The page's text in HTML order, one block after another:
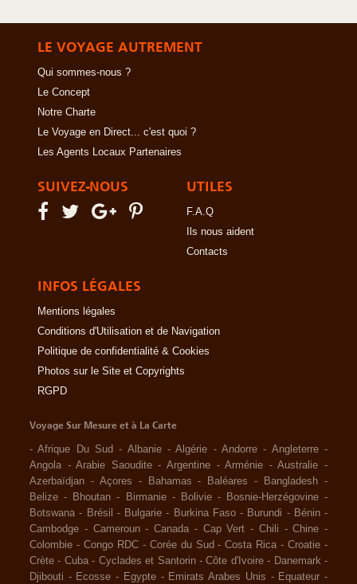
LE VOYAGE AUTREMENT
Qui sommes-nous ?
Le Concept
Notre Charte
Le Voyage en Direct... c'est quoi ?
Les Agents Locaux Partenaires
SUIVEZ-NOUS UTILES
F.A.Q
Ils nous aident
Contacts
INFOS LÉGALES
Mentions légales
Conditions d'Utilisation et de Navigation
Politique de confidentialité & Cookies
Photos sur le Site et Copyrights
RGPD
Voyage Sur Mesure et à La Carte
-Afrique Du Sud - Albanie -Algérie -Andorre - Angleterre -
Angola -Arabie Saoudite -Argentine -Arménie -Australie -
Azerbaïdjan - Açores - Bahamas - Baléares - Bangladesh -
Belize - Bhoutan - Birmanie - Bolivie - Bosnie-Herzégovine -
Botswana - Brésil - Bulgarie - Burkina Faso - Burundi - Bénin -
Cambodge - Cameroun - Canada - Cap Vert - Chili -Chine -
Colombie - Congo RDC - Corée du Sud -Costa Rica -Croatie -
Crète - Cuba - Cyclades et Santorin -Côte d'Ivoire - Danemark -
Djibouti - Ecosse - Egypte - Emirats Arabes Unis - Equateur -